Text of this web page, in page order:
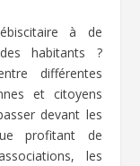
à de
habitants ?
différentes
et citoyens
devant les
profitant de
les